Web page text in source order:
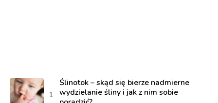
Ślinotok – skąd się bierze nadmierne
wydzielanie śliny i jak z nim sobie